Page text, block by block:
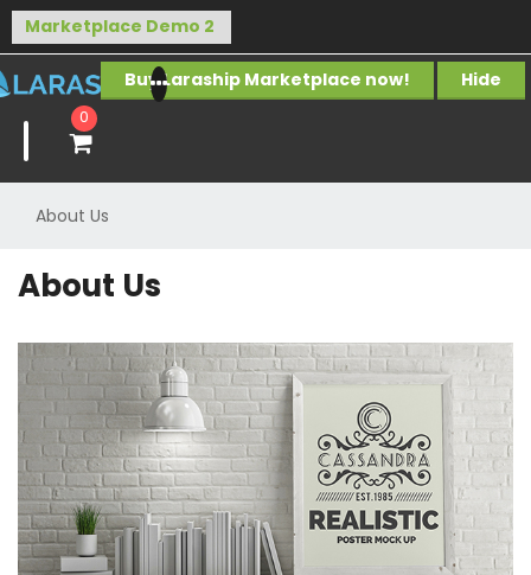
Buy Laraship Marketplace now! Hide
0
About Us
About Us